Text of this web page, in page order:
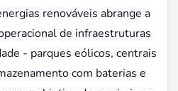
renováveis abrange a
de infraestruturas
- parques eólicos, centrais
com baterias e